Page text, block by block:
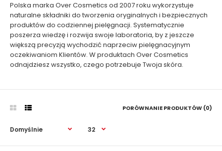
Polska marka Over Cosmetics od 2007 roku wykorzystuje
naturalne składniki do tworzenia oryginalnych i bezpiecznych
produktów do codziennej pielęgnacji. Systematycznie
poszerza wiedzę i rozwija swoje laboratoria, by z jeszcze
większą precyzją wychodzić naprzeciw pielęgnacyjnym
oczekiwaniom Klientów. W produktach Over Cosmetics
odnajdziesz wszystko, czego potrzebuje Twoja skóra.
PORÓWNANIE PRODUKTÓW (0)